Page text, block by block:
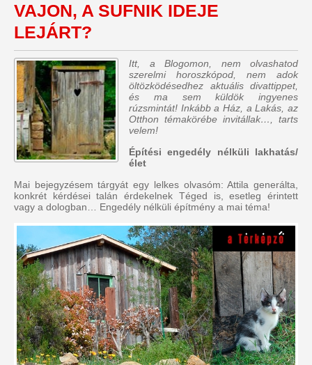
VAJON, A SUFNIK IDEJE
LEJÁRT?
Itt, a Blogomon, nem olvashatod
szerelmi horoszkópod, nem adok
öltözködésedhez aktuális divattippet,
és ma sem küldök ingyenes
rúzsmintát! Inkább a Ház, a Lakás, az
Otthon témakörébe invitállak…, tarts
velem!
Építési engedély nélküli lakhatás/
élet
Mai bejegyzésem tárgyát egy lelkes olvasóm: Attila generálta,
konkrét kérdései talán érdekelnek Téged is, esetleg érintett
vagy a dologban… Engedély nélküli építmény a mai téma!